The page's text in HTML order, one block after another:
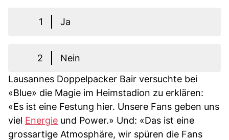
1 Ja
2
Nein
Lausannes Doppelpacker Bair versuchte bei
«Blue» die Magie im Heimstadion zu erklären:
«Es ist eine Festung hier. Unsere Fans geben uns
viel Energie und Power.» Und: «Das ist eine
grossartige Atmosphäre, wir spüren die Fans